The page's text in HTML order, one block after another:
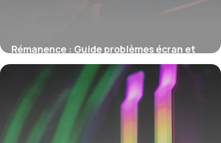
Rémanence : Guide problèmes écran et
solutions